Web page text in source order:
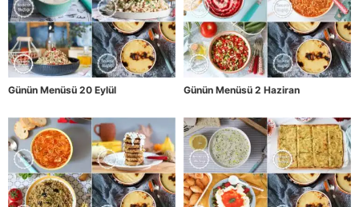
Günün Menüsü 20 Eylül Günün Menüsü 2 Haziran